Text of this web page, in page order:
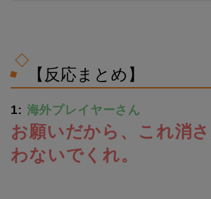
【反応まとめ】
1: 海外プレイヤーさん
お願いだから、これ消
わないでくれ。